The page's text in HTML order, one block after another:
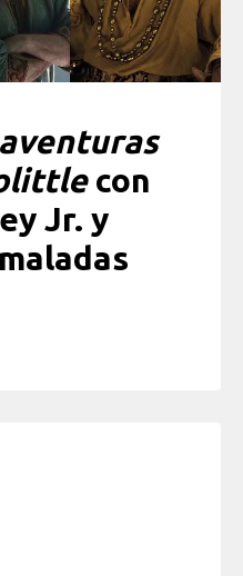
con
Jr. y